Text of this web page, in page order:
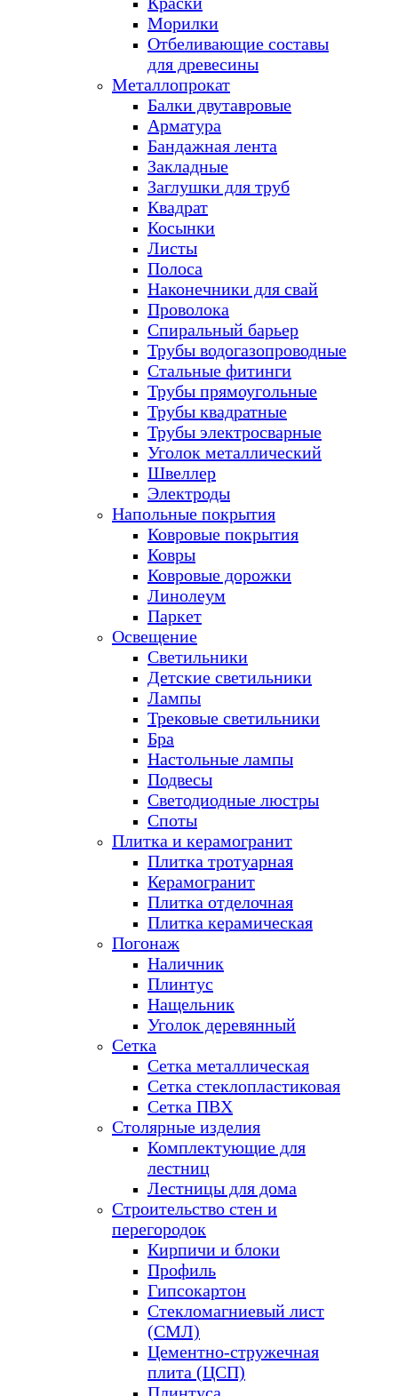
Морилки
Отбеливающие составы
для древесины
Металлопрокат
Балки двутавровые
Арматура
Бандажная лента
Закладные
Заглушки для труб
Квадрат
Косынки
Листы
Полоса
Наконечники для свай
Проволока
Спиральный барьер
Трубы водогазопроводные
Стальные фитинги
Трубы прямоугольные
Трубы квадратные
Трубы электросварные
Уголок металлический
Швеллер
Электроды
Напольные покрытия
Ковровые покрытия
Ковры
Ковровые дорожки
Линолеум
Паркет
Освещение
Светильники
Детские светильники
Лампы
Трековые светильники
Бра
Настольные лампы
Подвесы
Светодиодные люстры
Споты
Плитка и керамогранит
Плитка тротуарная
Керамогранит
Плитка отделочная
Плитка керамическая
Погонаж
Наличник
Плинтус
Нащельник
Уголок деревянный
Сетка
Сетка металлическая
Сетка стеклопластиковая
Сетка ПВХ
Столярные изделия
Комплектующие для
лестниц
Лестницы для дома
Строительство стен и
перегородок
Кирпичи и блоки
Профиль
Гипсокартон
Стекломагниевый лист
(СМЛ)
Цементно-стружечная
плита (ЦСП)